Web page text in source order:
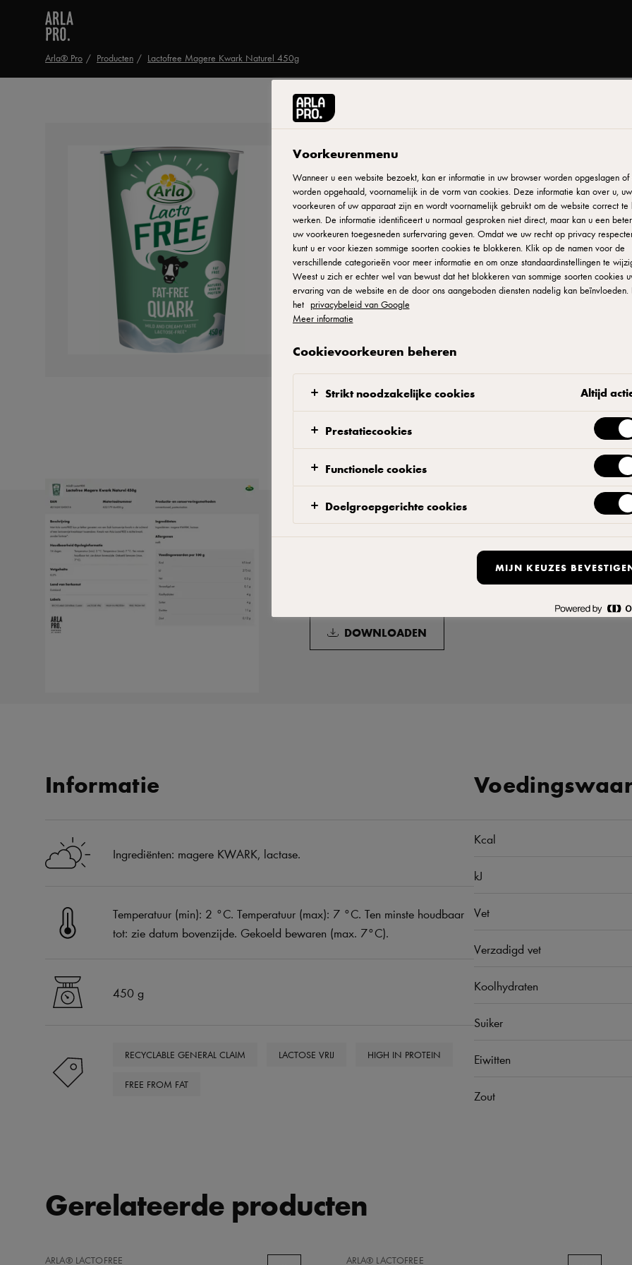
Arla® Pro Producten Lactofree Magere Kwark Naturel 450g
ARLA® LACTOFREE
Lactofree Magere
ID: 432179 6x450 g
Met Arla LactoFREE kan je lekker genieten van een bak
tussendoor. Kwark van Arla LactoFREE is échte kwark zonder
ZIE WAAR JE HET PRODUCT KUNT KOPEN
Productinformatie
Wil je de productinformatie printen of bewaren voor later?
DOWNLOADEN
Informatie
Ingrediënten: magere KWARK, lactase.
Temperatuur (min): 2 °C. Temperatuur (max): 7 °C. Ten minste houdbaar
tot: zie datum bovenzijde. Gekoeld bewaren (max. 7°C).
450 g
RECYCLABLE GENERAL CLAIM LACTOSE VRIJ HIGH IN PROTEIN
FREE FROM FAT
Kcal
kJ
Vet
Verzadigd vet
Koolhydraten
Suiker
Eiwitten
Zout
Gerelateerde producten
TOEVOEGEN
ARLA® LACTOFREE
TOEVOEGEN
ARLA® LACTOFREE
Voorkeurenmenu
Wanneer u een website bezoekt, kan er informatie in uw browser worden opgeslagen of
worden opgehaald, voornamelijk in de vorm van cookies. Deze informatie kan over u, uw
voorkeuren of uw apparaat zijn en wordt voornamelijk gebruikt om de website correct te
werken. De informatie identificeert u normaal gesproken niet direct, maar kan u een
uw voorkeuren toegesneden surfervaring geven. Omdat we uw recht op privacy
kunt u er voor kiezen sommige soorten cookies te blokkeren. Klik op de namen voor de
verschillende categorieën voor meer informatie en om onze standaardinstellingen te
Weest u zich er echter wel van bewust dat het blokkeren van sommige soorten cookies
ervaring van de website en de door ons aangeboden diensten nadelig kan beïnvloeden.
het privacybeleid van Google
Meer informatie
Cookievoorkeuren beheren
Strikt noodzakelijke cookies Altijd
Prestatiecookies
Functionele cookies
Doelgroepgerichte cookies
MIJN KEUZES